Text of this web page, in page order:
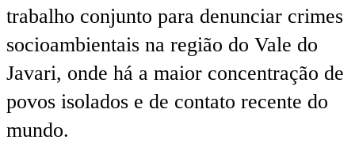
trabalho conjunto para denunciar crimes
socioambientais na região do Vale do
Javari, onde há a maior concentração de
povos isolados e de contato recente do
mundo.